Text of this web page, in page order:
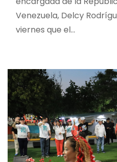
Venezuela, Delcy
viernes que el…